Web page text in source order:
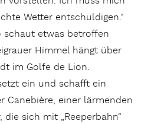
Wetter entschuldigen.“
schaut etwas betroffen
Himmel hängt über
im Golfe de Lion.
ein und schafft ein
Canebière, einer lärmenden
die sich mit „Reeperbahn“